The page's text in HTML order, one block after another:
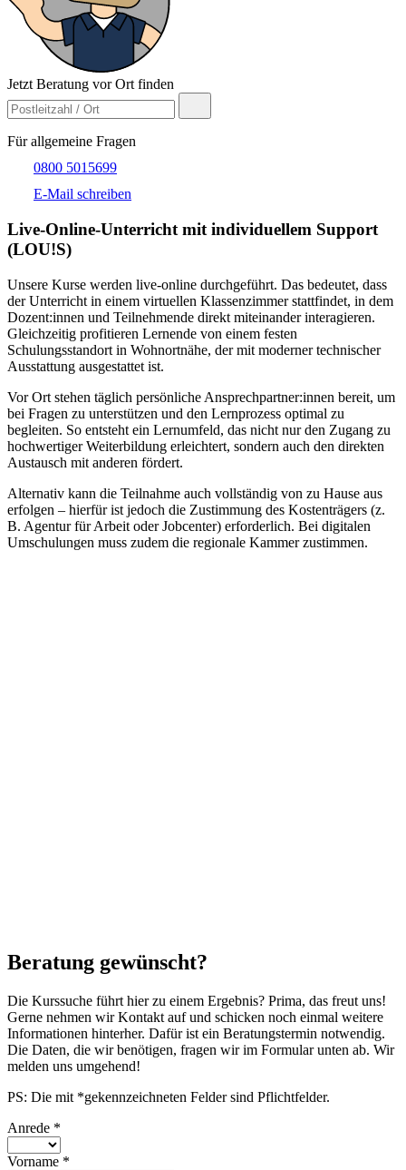
Jetzt Beratung vor Ort finden
Für allgemeine Fragen
0800 5015699
E-Mail schreiben
Live-​Online-Unterricht mit individuellem Support
(LOU!S)
Unsere Kurse werden live-online durchgeführt. Das bedeutet, dass
der Unterricht in einem virtuellen Klassenzimmer stattfindet, in dem
Dozent:innen und Teilnehmende direkt miteinander interagieren.
Gleichzeitig profitieren Lernende von einem festen
Schulungsstandort in Wohnortnähe, der mit moderner technischer
Ausstattung ausgestattet ist.
Vor Ort stehen täglich persönliche Ansprechpartner:innen bereit, um
bei Fragen zu unterstützen und den Lernprozess optimal zu
begleiten. So entsteht ein Lernumfeld, das nicht nur den Zugang zu
hochwertiger Weiterbildung erleichtert, sondern auch den direkten
Austausch mit anderen fördert.
Alternativ kann die Teilnahme auch vollständig von zu Hause aus
erfolgen – hierfür ist jedoch die Zustimmung des Kostenträgers (z.
B. Agentur für Arbeit oder Jobcenter) erforderlich. Bei digitalen
Umschulungen muss zudem die regionale Kammer zustimmen.
Beratung gewünscht?
Die Kurssuche führt hier zu einem Ergebnis? Prima, das freut uns!
Gerne nehmen wir Kontakt auf und schicken noch einmal weitere
Informationen hinterher. Dafür ist ein Beratungstermin notwendig.
Die Daten, die wir benötigen, fragen wir im Formular unten ab. Wir
melden uns umgehend!
PS: Die mit *gekennzeichneten Felder sind Pflichtfelder.
Anrede *
Vorname *